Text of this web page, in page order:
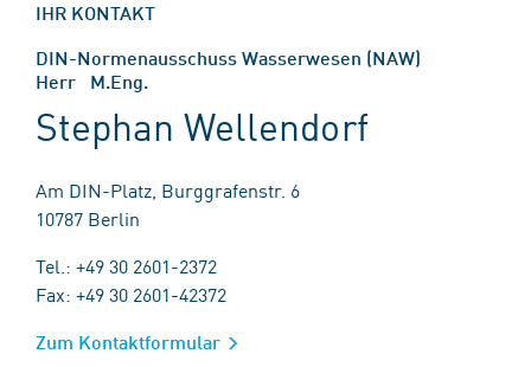
IHR KONTAKT
DIN-Normenausschuss Wasserwesen (NAW)
Herr M.Eng.
Stephan Wellendorf
Am DIN-Platz, Burggrafenstr. 6
10787 Berlin
Tel.: +49 30 2601-2372
Fax: +49 30 2601-42372
Zum Kontaktformular